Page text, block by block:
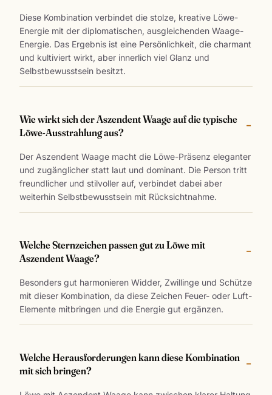
Diese Kombination verbindet die stolze, kreative Löwe-
Energie mit der diplomatischen, ausgleichenden Waage-
Energie. Das Ergebnis ist eine Persönlichkeit, die charmant
und kultiviert wirkt, aber innerlich viel Glanz und
Selbstbewusstsein besitzt.
Wie wirkt sich der Aszendent Waage auf die typische
Löwe-Ausstrahlung aus?
Der Aszendent Waage macht die Löwe-Präsenz eleganter
und zugänglicher statt laut und dominant. Die Person tritt
freundlicher und stilvoller auf, verbindet dabei aber
weiterhin Selbstbewusstsein mit Rücksichtnahme.
Welche Sternzeichen passen gut zu Löwe mit
Aszendent Waage?
Besonders gut harmonieren Widder, Zwillinge und Schütze
mit dieser Kombination, da diese Zeichen Feuer- oder Luft-
Elemente mitbringen und die Energie gut ergänzen.
Welche Herausforderungen kann diese Kombination
mit sich bringen?